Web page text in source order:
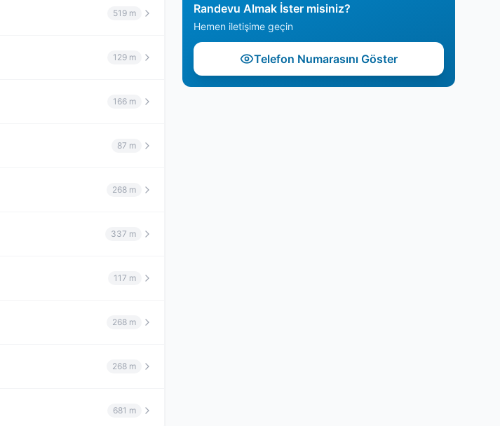
519 m
129 m
166 m
87 m
268 m
337 m
117 m
268 m
268 m
681 m
Randevu Almak İster misiniz?
Hemen iletişime geçin
Telefon Numarasını Göster